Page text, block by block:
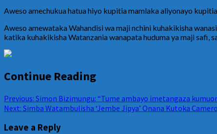
Aweso amechukua hatua hiyo kupitia mamlaka aliyonayo
Aweso amewataka Wahandisi wa maji nchini kuhakikisha
katika kuhakikisha Watanzania wanapata huduma ya maji safi,
Continue Reading
Previous: Simon Bizimungu: “Tume ambayo imetangaza
Next: Simba Watambulisha ‘Jembe Jipya’ Onana Kutoka
Leave a Reply